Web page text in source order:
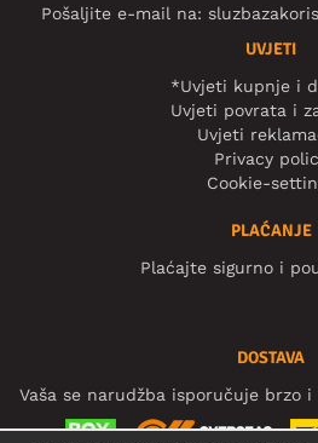
Pošaljite e-mail na:
UVJETI
*Uvjeti kupnje i
Uvjeti povrata i
Uvjeti
Privacy
Cookie-
PLAĆANJE
Plaćajte sigurno i
DOSTAVA
Vaša se narudžba isporučuje brzo